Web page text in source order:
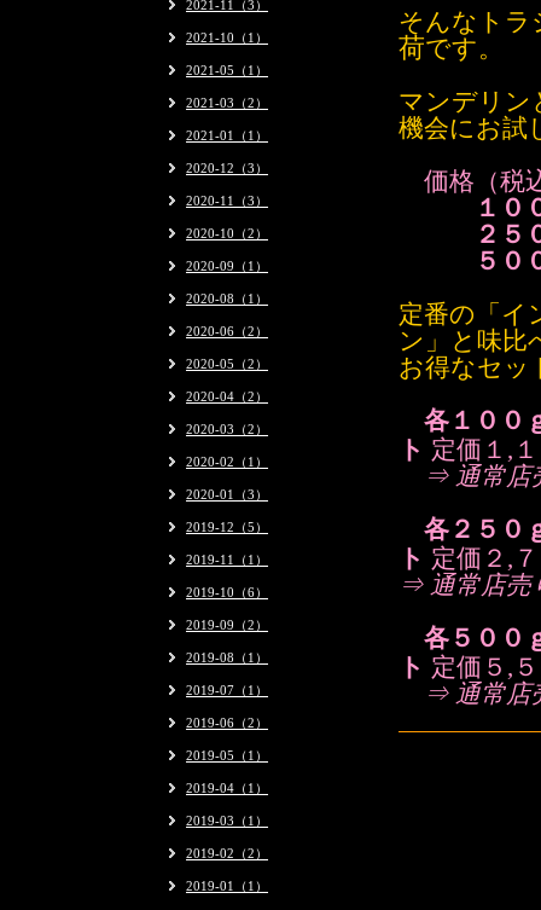
そんなトラ
荷です。
マンデリン
機会にお試
価格（税
１
２５０ｇ
５００ｇ
定番の「イ
ン」と味比
お得なセッ
各１００
ト 定価１,
⇒ 通常店
各２５０
ト 定価２,
⇒ 通常店売
各５００
ト 定価５,
⇒ 通常
2021-11（3）
2021-10（1）
2021-05（1）
2021-03（2）
2021-01（1）
2020-12（3）
2020-11（3）
2020-10（2）
2020-09（1）
2020-08（1）
2020-06（2）
2020-05（2）
2020-04（2）
2020-03（2）
2020-02（1）
2020-01（3）
2019-12（5）
2019-11（1）
2019-10（6）
2019-09（2）
2019-08（1）
2019-07（1）
2019-06（2）
2019-05（1）
2019-04（1）
2019-03（1）
2019-02（2）
2019-01（1）